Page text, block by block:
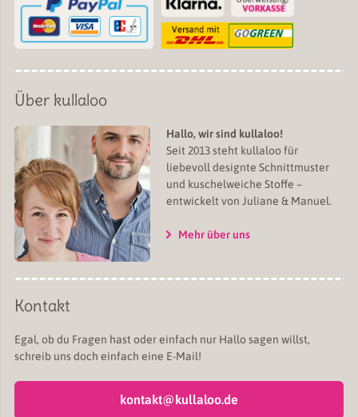
Über kullaloo
Hallo, wir sind kullaloo!
Seit 2013 steht kullaloo für
liebevoll designte Schnittmuster
und kuschelweiche Stoffe –
entwickelt von Juliane & Manuel.
Mehr über uns
Kontakt
Egal, ob du Fragen hast oder einfach nur Hallo sagen willst,
schreib uns doch einfach eine E-Mail!
kontakt@kullaloo.de